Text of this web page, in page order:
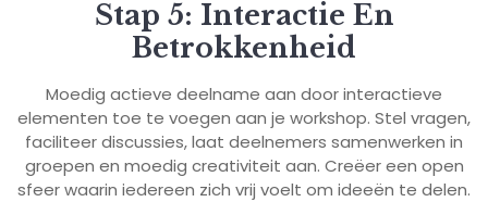
Stap 5: Interactie En
Betrokkenheid
Moedig actieve deelname aan door interactieve
elementen toe te voegen aan je workshop. Stel vragen,
faciliteer discussies, laat deelnemers samenwerken in
groepen en moedig creativiteit aan. Creëer een open
sfeer waarin iedereen zich vrij voelt om ideeën te delen.